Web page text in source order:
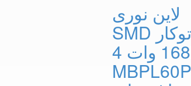
لاین نوری
SMD توکار
168 وات 4M